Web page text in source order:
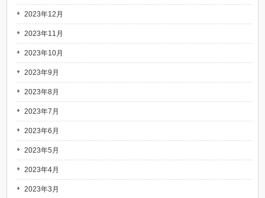
2023年12月
2023年11月
2023年10月
2023年9月
2023年8月
2023年7月
2023年6月
2023年5月
2023年4月
2023年3月